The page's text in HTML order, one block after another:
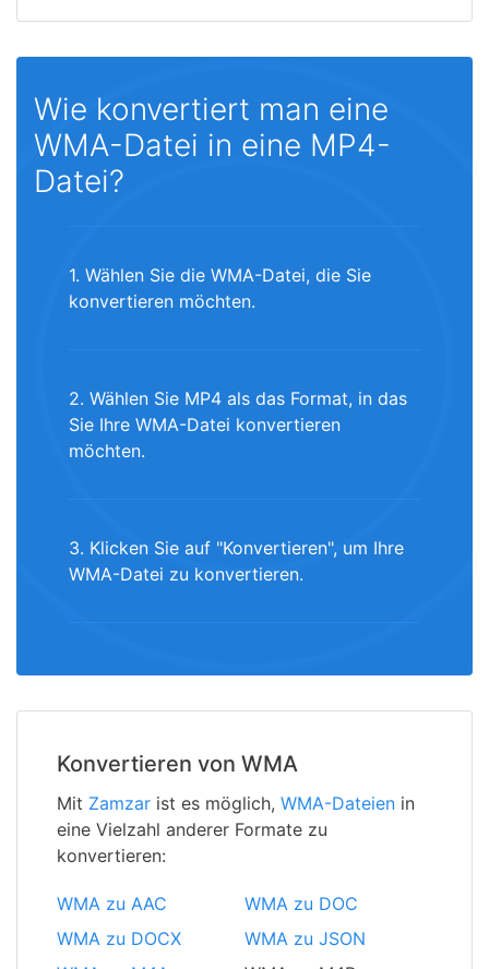
Wie konvertiert man eine
WMA-Datei in eine MP4-
Datei?
1. Wählen Sie die WMA-Datei, die Sie
konvertieren möchten.
2. Wählen Sie MP4 als das Format, in das
Sie Ihre WMA-Datei konvertieren
möchten.
3. Klicken Sie auf "Konvertieren", um Ihre
WMA-Datei zu konvertieren.
Konvertieren von WMA
Mit Zamzar ist es möglich, WMA-Dateien in
eine Vielzahl anderer Formate zu
konvertieren:
WMA zu AAC
WMA zu DOC
WMA zu DOCX
WMA zu JSON